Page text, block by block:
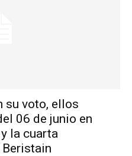
su voto, ellos
06 de junio en
la cuarta